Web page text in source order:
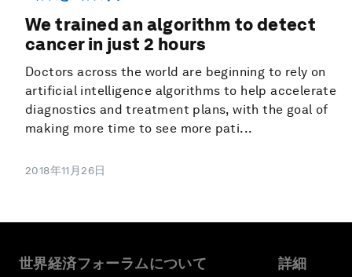
We trained an algorithm to detect
cancer in just 2 hours
Doctors across the world are beginning to rely on
artificial intelligence algorithms to help accelerate
diagnostics and treatment plans, with the goal of
making more time to see more pati...
2018年11月26日
世界経済フォーラムについて 詳細